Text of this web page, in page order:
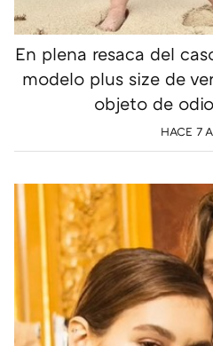
En plena resaca del
modelo plus size de
objeto de
HACE 7